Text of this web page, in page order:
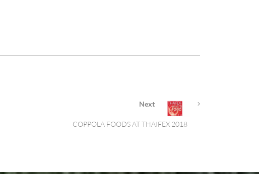
Next
COPPOLA FOODS AT THAIFEX 2018